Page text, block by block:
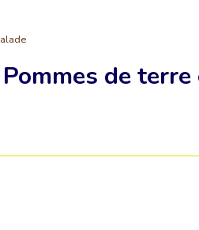
Pommes de